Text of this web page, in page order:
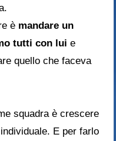
è mandare un
tutti con luie
quello che faceva
squadra è crescere
E per farlo